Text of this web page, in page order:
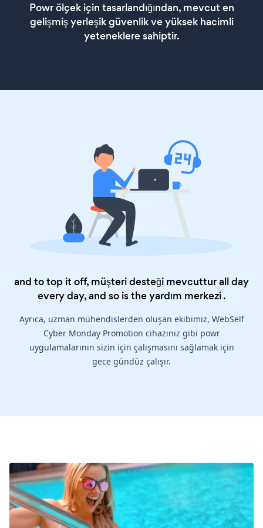
Powr ölçek için tasarlandığından, mevcut en
gelişmiş yerleşik güvenlik ve yüksek hacimli
yeteneklere sahiptir.
and to top it off, müşteri desteği mevcuttur all day
every day, and so is theyardım merkezi.
Ayrıca, uzman mühendislerden oluşan ekibimiz, WebSelf
Cyber Monday Promotion cihazınız gibi powr
uygulamalarının sizin için çalışmasını sağlamak için
gece gündüz çalışır.